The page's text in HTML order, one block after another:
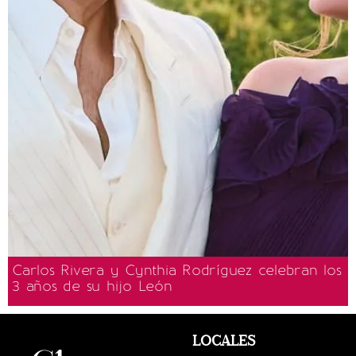
Carlos Rivera y Cynthia Rodríguez celebran los
3 años de su hijo León
LOCALES